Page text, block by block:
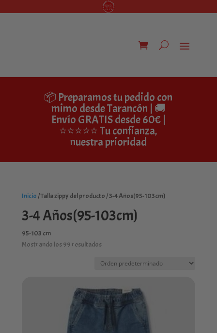
📦 Preparamos tu pedido con
mimo desde Tarancón | 🚚
Envío GRATIS desde 60€ |
⭐⭐⭐⭐⭐ Tu confianza,
nuestra prioridad
Inicio / Talla zippy del producto / 3-4 Años(95-103cm)
3-4 Años(95-103cm)
95-103 cm
Mostrando los 99 resultados